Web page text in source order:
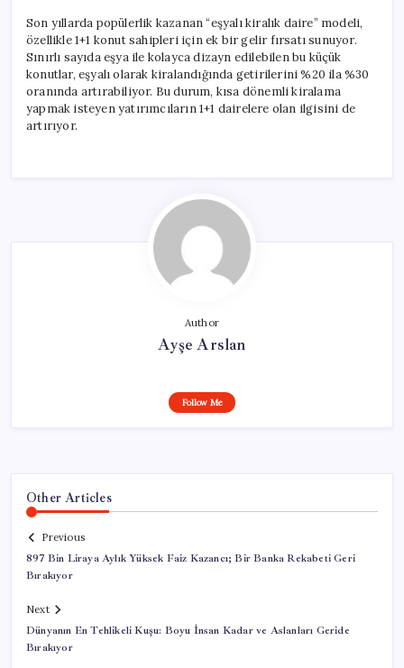
Son yıllarda popülerlik kazanan “eşyalı kiralık daire” modeli,
özellikle 1+1 konut sahipleri için ek bir gelir fırsatı sunuyor.
Sınırlı sayıda eşya ile kolayca dizayn edilebilen bu küçük
konutlar, eşyalı olarak kiralandığında getirilerini %20 ila %30
oranında artırabiliyor. Bu durum, kısa dönemli kiralama
yapmak isteyen yatırımcıların 1+1 dairelere olan ilgisini de
artırıyor.
Author
Ayşe Arslan
Follow Me
Other Articles
Previous
897 Bin Liraya Aylık Yüksek Faiz Kazancı; Bir Banka Rekabeti Geri
Bırakıyor
Next
Dünyanın En Tehlikeli Kuşu: Boyu İnsan Kadar ve Aslanları Geride
Bırakıyor